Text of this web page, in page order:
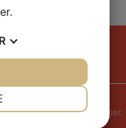
Bliv udfordret til at
eller fortælle historier.
.